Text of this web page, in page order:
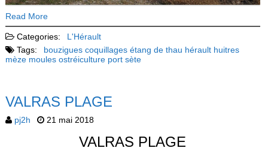
Read More
Categories:
L'Hérault
Tags:
bouzigues coquillages étang de thau hérault huitres
mèze moules ostréiculture port sète
VALRAS PLAGE
pj2h 21 mai 2018
VALRAS PLAGE